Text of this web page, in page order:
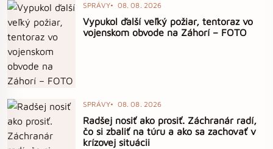
SPRÁVY 08. 08. 2026
Vypukol ďalší veľký požiar, tentoraz vo
vojenskom obvode na Záhorí – FOTO
SPRÁVY 08. 08. 2026
Radšej nosiť ako prosiť. Záchranár radí,
čo si zbaliť na túru a ako sa zachovať v
krízovej situácii